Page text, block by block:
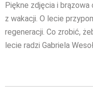
Piękne zdjęcia i
z wakacji. O lecie
regeneracji. Co zrobić,
lecie radzi Gabriela